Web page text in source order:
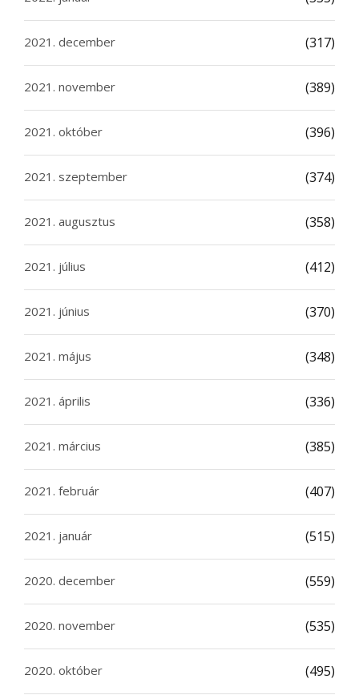
2021. december (317)
2021. november (389)
2021. október (396)
2021. szeptember (374)
2021. augusztus (358)
2021. július (412)
2021. június (370)
2021. május (348)
2021. április (336)
2021. március (385)
2021. február (407)
2021. január (515)
2020. december (559)
2020. november (535)
2020. október (495)